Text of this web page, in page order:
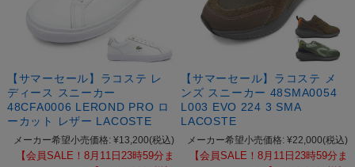
【サマーセール】ラコステ レ
ディース スニーカー
48CFA0006 LEROND PRO ロ
ーカット レザー LACOSTE
メーカー希望小売価格: ¥13,200(税込)
【会員SALE！8月11日23時59分ま
【サマーセール】ラコステ メ
ンズ スニーカー 48SMA0054
L003 EVO 224 3 SMA
LACOSTE
メーカー希望小売価格: ¥22,000(税込)
【会員SALE！8月11日23時59分ま